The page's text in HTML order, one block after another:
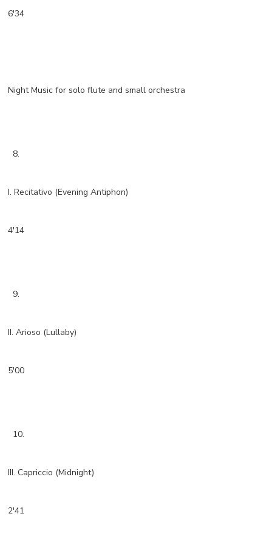
6'34
Night Music for solo flute and small orchestra
8.
I. Recitativo (Evening Antiphon)
4'14
9.
II. Arioso (Lullaby)
5'00
10.
III. Capriccio (Midnight)
2'41